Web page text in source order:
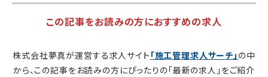
この記事をお読みの方におすすめの求人
株式会社夢真が運営する求人サイト 「施工管理求人サーチ」 の中
から、この記事をお読みの方にぴったりの「最新の求人」をご紹介